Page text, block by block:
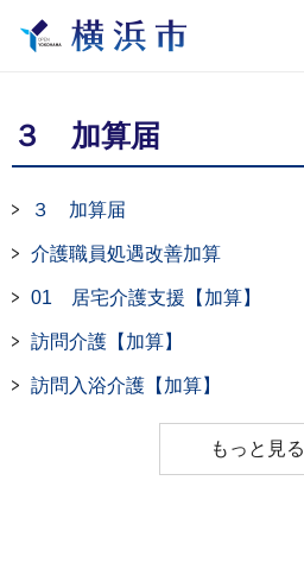
３ 加算届
３ 加算届
介護職員処遇改善加算
01 居宅介護支援【加算】
訪問介護【加算】
訪問入浴介護【加算】
もっと見る